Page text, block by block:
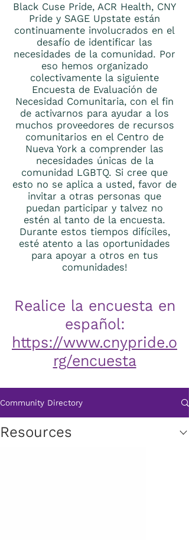
Black Cuse Pride, ACR Health, CNY
Pride y SAGE Upstate están
continuamente involucrados en el
desafío de identificar las
necesidades de la comunidad. Por
eso hemos organizado
colectivamente la siguiente
Encuesta de Evaluación de
Necesidad Comunitaria, con el fin
de activarnos para ayudar a los
muchos proveedores de recursos
comunitarios en el Centro de
Nueva York a comprender las
necesidades únicas de la
comunidad LGBTQ. Si cree que
esto no se aplica a usted, favor de
invitar a otras personas que
puedan participar y talvez no
estén al tanto de la encuesta.
Durante estos tiempos difíciles,
esté atento a las oportunidades
para apoyar a otros en tus
comunidades!
Realice la encuesta en
español:
https://www.cnypride.o
rg/encuesta
Community Directory
Resources